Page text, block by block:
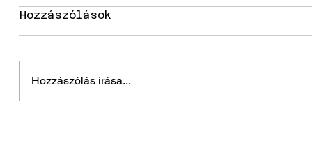
Hozzászólások
Hozzászólás írása...